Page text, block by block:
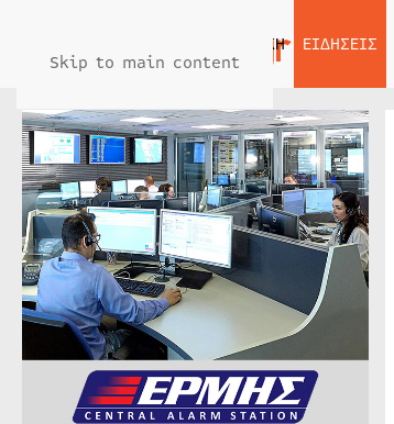
Skip to main content
ΑΡΧΙΚΗ ΕΙΔΗΣΕΙΣ